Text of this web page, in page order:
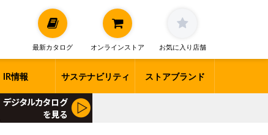
最新カタログ オンラインストア お気に入り店舗
IR情報 サステナビリティ ストアブランド